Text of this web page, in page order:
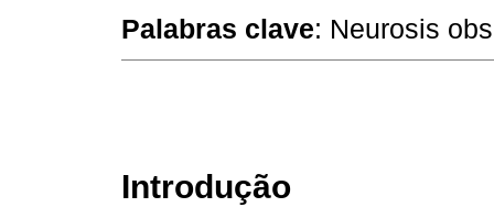
Palabras clave: Neurosis
Introdução